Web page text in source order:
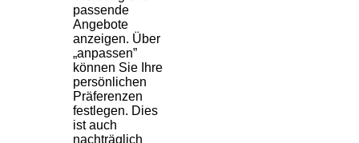
passende
Angebote
anzeigen. Über
„anpassen”
können Sie Ihre
persönlichen
Präferenzen
festlegen. Dies
ist auch
nachträglich